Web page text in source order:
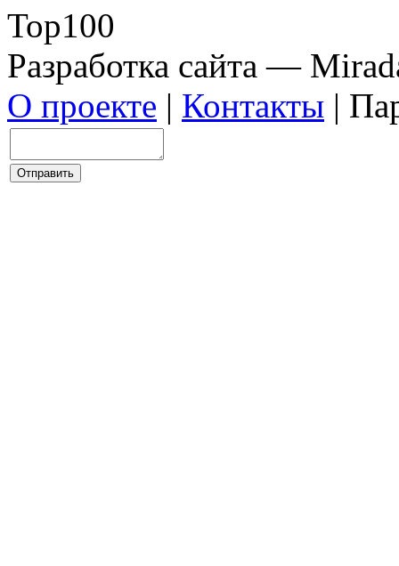
Разработка сайта —
О проекте | Контакты |